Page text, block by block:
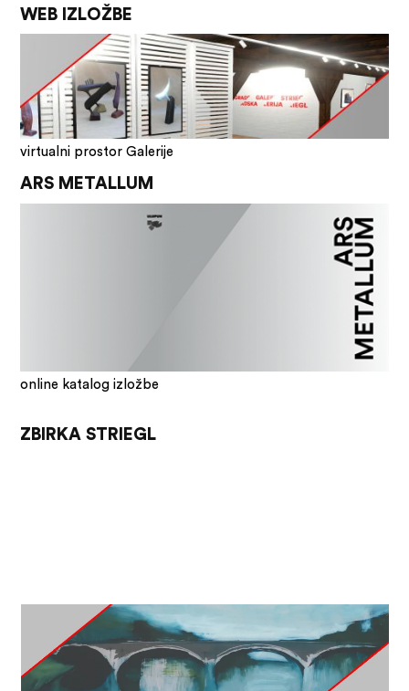
WEB IZLOŽBE
virtualni prostor Galerije
ARS METALLUM
online katalog izložbe
ZBIRKA STRIEGL